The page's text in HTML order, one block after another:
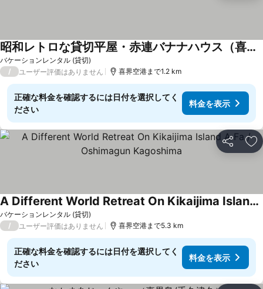
バケーションレンタル (貸切)
昭和レトロな貸切平屋・赤連バナナハウス（喜界町）
料金を表示
/ ユーザー評価はありません 喜界空港まで1.2 km
正確な料金を確認するには日付を選択してく
ださい
料金を表示
シェア お
バケーションレンタル (貸切)
A Different World Retreat On Kikaijima Island A Fa / Oshimagun Kagoshima
料金を表示
/ ユーザー評価はありません 喜界空港まで5.3 km
正確な料金を確認するには日付を選択してく
ださい
料金を表示